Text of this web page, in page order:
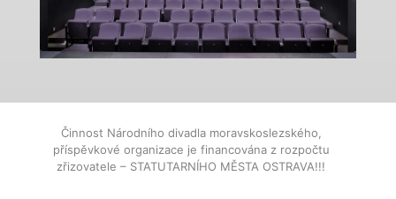
Činnost Národního divadla moravskoslezského,
příspěvkové organizace je financována z rozpočtu
zřizovatele – STATUTARNÍHO MĚSTA OSTRAVA!!!